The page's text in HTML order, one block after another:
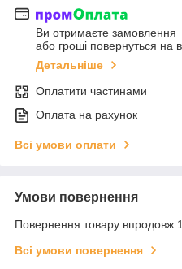
Ви отримаєте замовлення
або гроші повернуться на
Детальніше
Оплатити частинами
Оплата на рахунок
Всі умови оплати
Умови повернення
Повернення товару впродовж
Всі умови повернення